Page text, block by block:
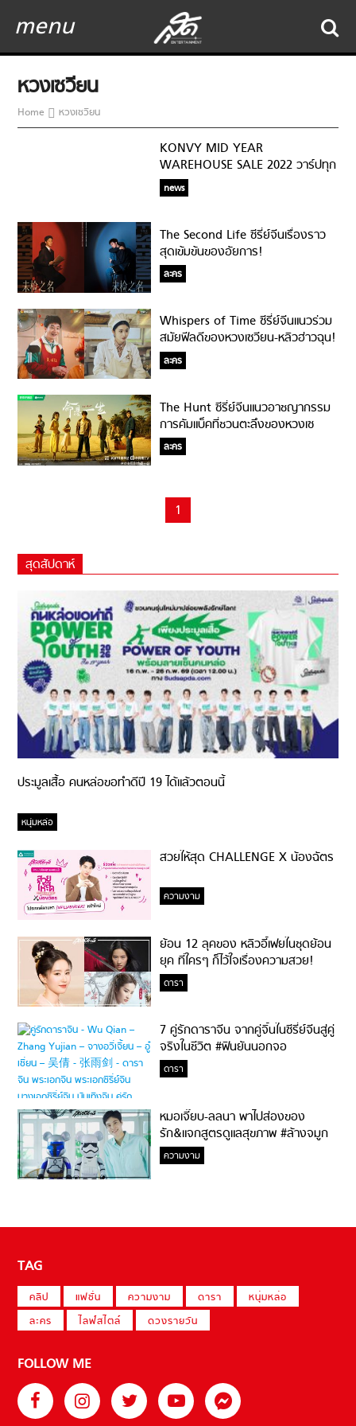
menu
หวงเซวียน
Home หวงเซวียน
KONVY MID YEAR
WAREHOUSE SALE 2022 วาร์ปทุก
Warehouse ช้อปมันส์ทุกโปร ลด
สูงสุด 90%
news
The Second Life ซีรี่ย์จีนเรื่องราว
สุดเข้มข้นของอัยการ!
ละคร
Whispers of Time ซีรี่ย์จีนแนวร่วม
สมัยฟีลดีของหวงเซวียน-หลิวฮ่าวฉุน!
ละคร
The Hunt ซีรี่ย์จีนแนวอาชญากรรม
การคัมแบ็คที่ชวนตะลึงของหวงเซ
วียน!
ละคร
1
สุดสัปดาห์
ประมูลเสื้อ คนหล่อขอทำดีปี 19 ได้แล้วตอนนี้
หนุ่มหล่อ
สวยให้สุด CHALLENGE X น้องฉัตร
ความงาม
ย้อน 12 ลุคของ หลิวอี้เฟยในชุดย้อน
ยุค ที่ใครๆ ก็ไว้ใจเรื่องความสวย!
ดารา
7 คู่รักดาราจีน จากคู่จิ้นในซีรี่ย์จีนสู่คู่
จริงในชีวิต #ฟินยันนอกจอ
ดารา
หมอเจี๊ยบ-ลลนา พาไปส่องของ
รัก&แจกสูตรดูแลสุขภาพ #ล้างจมูก
ไม่ยากจะสอนให้
ความงาม
TAG
คลิป แฟชั่น ความงาม ดารา
หนุ่มหล่อ
ละคร
ไลฟ์สไตล์ ดวงรายวัน
FOLLOW ME